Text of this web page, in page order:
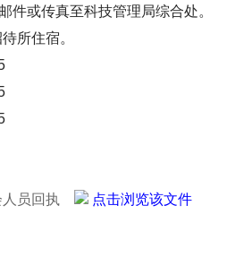
或传真至科技管理局综合处。
所住宿。
人员回执
点击浏览该文件
月